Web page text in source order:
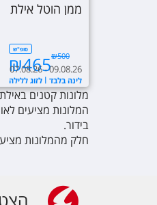
ממן הוטל אילת
סופ"ש
₪465₪500
לינה בלבד לזוג ללילה
07.08.26 - 09.08.26
מלונות קטנים
בידור.
חלק מהמלונות